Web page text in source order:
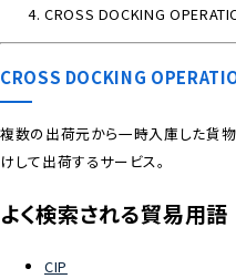
サステナビリティ
CROSS DOCKING
CROSS DOCKING
複数の出荷元から一時入庫した貨
けして出荷するサービス。
よく検索される貿易用語
CIP